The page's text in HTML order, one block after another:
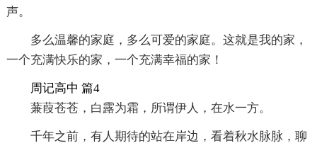
声。
多么温馨的家庭，多么可爱的家庭。这就是我的家，
一个充满快乐的家，一个充满幸福的家！
周记高中 篇4
蒹葭苍苍，白露为霜，所谓伊人，在水一方。
千年之前，有人期待的站在岸边，看着秋水脉脉，聊